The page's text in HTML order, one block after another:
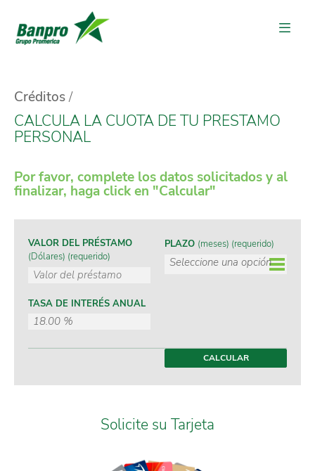
Créditos
CALCULA LA CUOTA DE TU PRESTAMO
PERSONAL
Por favor, complete los datos solicitados y al
finalizar, haga click en "Calcular"
VALOR DEL PRÉSTAMO
(Dólares) (requerido)
TASA DE INTERÉS ANUAL
PLAZO (meses) (requerido)
CALCULAR
Solicite su Tarjeta